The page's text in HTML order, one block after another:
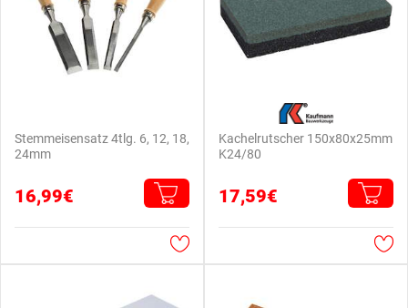
Stemmeisensatz 4tlg. 6, 12, 18,
24mm
16,99€
Kachelrutscher 150x80x25mm
K24/80
17,59€